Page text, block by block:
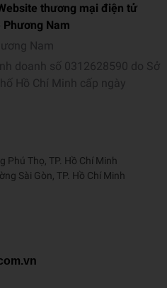
thương mại điện tử
Phương Nam
Nam
doanh số 0312628590 do Sở
Hồ Chí Minh cấp ngày
Phú Thọ, TP. Hồ Chí Minh
Sài Gòn, TP. Hồ Chí Minh